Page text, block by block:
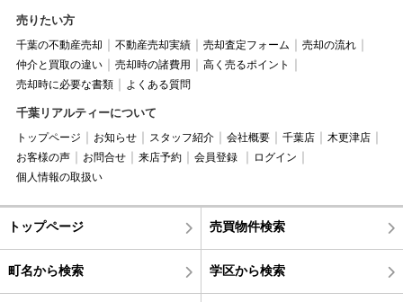
売りたい方
千葉の不動産売却 不動産売却実績 売却査定フォーム
売却の流れ
仲介と買取の違い
売却時の諸費用
高く売るポイント
売却時に必要な書類
よくある質問
千葉リアルティーについて
トップページ お知らせ スタッフ紹介 会社概要 千葉店
木更津店
お客様の声
お問合せ 来店予約 会員登録
ログイン
個人情報の取扱い
トップページ 売買物件検索
町名から検索 学区から検索